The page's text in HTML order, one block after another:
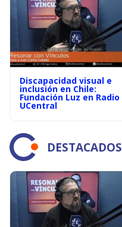
Discapacidad visual e
inclusión en Chile:
Fundación Luz en Radio
UCentral
DESTACADOS